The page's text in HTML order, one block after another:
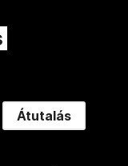
Átutalás